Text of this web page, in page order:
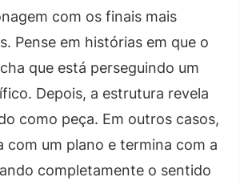
com os finais mais
Pense em histórias em que o
que está perseguindo um
Depois, a estrutura revela
como peça. Em outros casos,
com um plano e termina com a
completamente o sentido